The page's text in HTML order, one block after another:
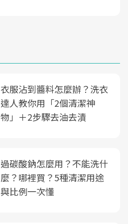
衣服沾到醬料怎麼辦？洗衣
達人教你用「2個清潔神
物」＋2步驟去油去漬
過碳酸鈉怎麼用？不能洗什
麼？哪裡買？5種清潔用途
與比例一次懂